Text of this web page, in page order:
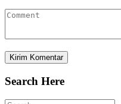
Search Here